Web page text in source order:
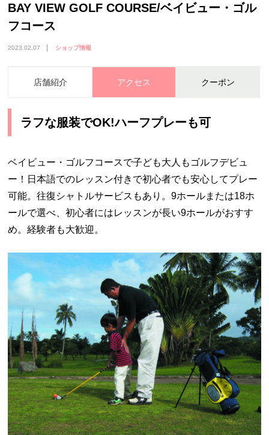
BAY VIEW GOLF COURSE/ベイビュー・ゴル
フコース
2023.02.07 ショップ情報
店舗紹介 アクセス クーポン
ラフな服装でOK!ハーフプレーも可
ベイビュー・ゴルフコースで子ども大人もゴルフデビュ
ー！日本語でのレッスン付きで初心者でも安心してプレー
可能。往復シャトルサービスもあり。9ホールまたは18ホ
ールで選べ、初心者にはレッスンが長い9ホールがおすす
め。経験者も大歓迎。